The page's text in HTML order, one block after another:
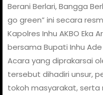
Berani Berlari, Bangga
go green” ini secara
Kapolres Inhu AKBO Eka
bersama Bupati Inhu Ade
Acara yang diprakarsai
tersebut dihadiri unsur,
tokoh masyarakat, serta